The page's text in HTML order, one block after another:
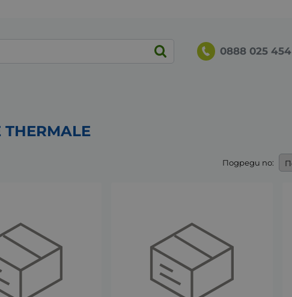
0888 025 454
THERMALE
Подреди по: